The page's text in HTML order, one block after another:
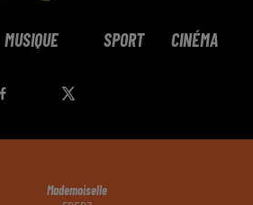
MUSIQUE SPORT CINÉMA
Mademoiselle